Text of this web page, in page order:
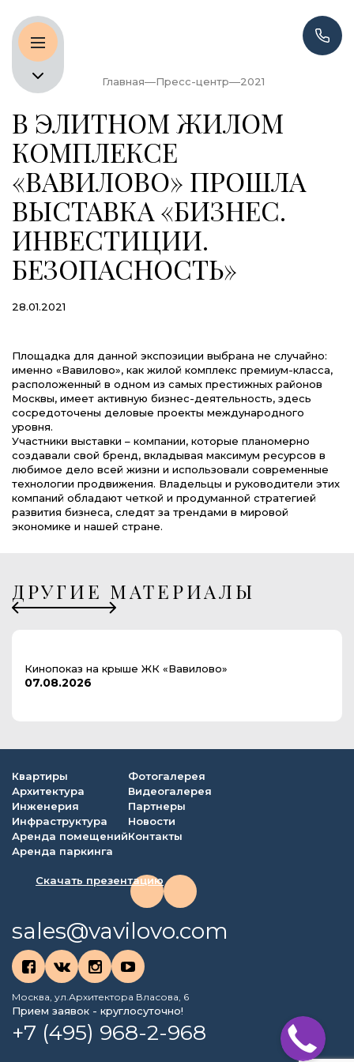
Главная Пресс-центр 2021
В ЭЛИТНОМ ЖИЛОМ
КОМПЛЕКСЕ
«ВАВИЛОВО» ПРОШЛА
ВЫСТАВКА «БИЗНЕС.
ИНВЕСТИЦИИ.
БЕЗОПАСНОСТЬ»
28.01.2021
Площадка для данной экспозиции выбрана не случайно:
именно «Вавилово», как жилой комплекс премиум-класса,
расположенный в одном из самых престижных районов
Москвы, имеет активную бизнес-деятельность, здесь
сосредоточены деловые проекты международного
уровня.
Участники выставки – компании, которые планомерно
создавали свой бренд, вкладывая максимум ресурсов в
любимое дело всей жизни и использовали современные
технологии продвижения. Владельцы и руководители этих
компаний обладают четкой и продуманной стратегией
развития бизнеса, следят за трендами в мировой
экономике и нашей стране.
ДРУГИЕ МАТЕРИАЛЫ
Кинопоказ на крыше ЖК «Вавилово»
07.08.2026
Квартиры
Архитектура
Инженерия
Инфраструктура
Аренда помещений
Аренда паркинга
Фотогалерея
Видеогалерея
Партнеры
Новости
Контакты
Скачать презентацию
sales@vavilovo.com
Москва, ул.Архитектора Власова, 6
Прием заявок - круглосуточно!
+7 (495) 968-2-968